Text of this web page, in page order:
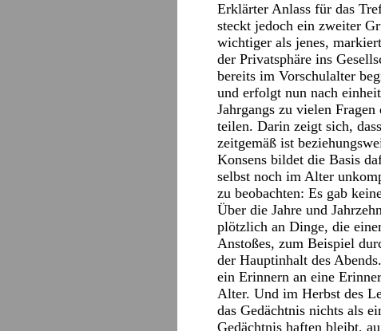
Erklärter Anlass für das
steckt jedoch ein zweiter
wichtiger als jenes,
der Privatsphäre ins
bereits im Vorschulalter
und erfolgt nun nach
Jahrgangs zu vielen
teilen. Darin zeigt sich,
zeitgemäß ist
Konsens bildet die Basis
selbst noch im Alter
zu beobachten: Es gab
Über die Jahre und
plötzlich an Dinge, die
Anstoßes, zum Beispiel
der Hauptinhalt des
ein Erinnern an eine
Alter. Und im Herbst des
das Gedächtnis nichts als
Gedächtnis haften bleibt,